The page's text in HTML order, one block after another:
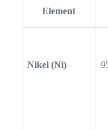
Element
Nikel (Ni)